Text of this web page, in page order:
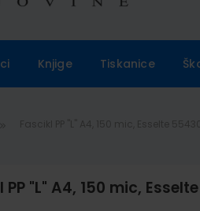
Knjige Tiskanice
PP "L" A4, 150 mic,